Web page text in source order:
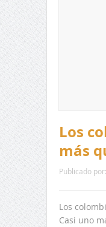
Los
más
Publicado por:
Los
Casi uno